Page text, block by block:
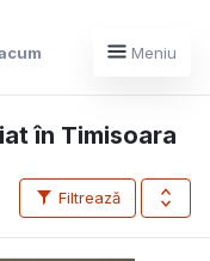
Meniu
în Timisoara
Filtrează